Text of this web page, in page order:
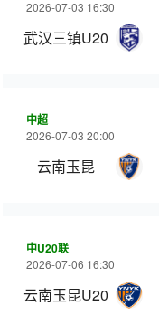
2026-07-03 16:30
武汉三镇U20
中超
2026-07-03 20:00
云南玉昆
中U20联
2026-07-06 16:30
云南玉昆U20